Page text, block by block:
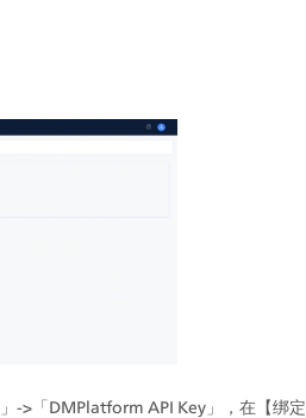
->「DMPlatform API Key」，在【绑定